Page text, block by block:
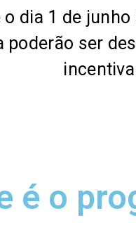
o dia 1 de
poderão ser
é o